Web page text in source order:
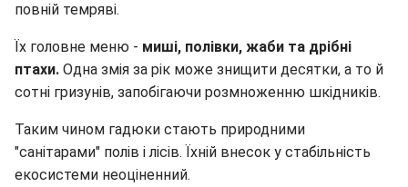
повній темряві.
Їх головне меню - миші, полівки, жаби та дрібні
птахи. Одна змія за рік може знищити десятки, а то й
сотні гризунів, запобігаючи розмноженню шкідників.
Таким чином гадюки стають природними
"санітарами" полів і лісів. Їхній внесок у стабільність
екосистеми неоціненний.